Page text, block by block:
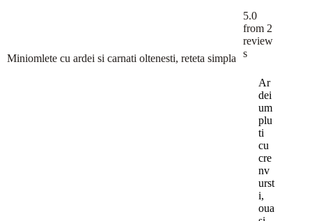
Miniomlete cu ardei si carnati oltenesti, reteta simpla
5.0
from 2
review
s
Ar
dei
um
plu
ti
cu
cre
nv
urst
i,
oua